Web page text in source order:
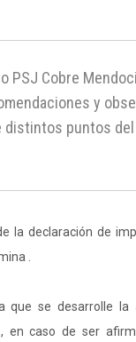
PSJ Cobre
y
puntos
la declaración de
.
se desarrolle la
en caso de ser